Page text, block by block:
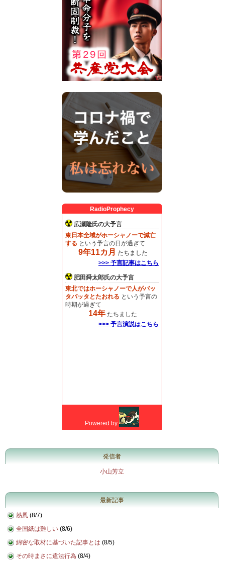
発信者
小山芳立
最新記事
熱風 (8/7)
全国紙は難しい (8/6)
綿密な取材に基づいた記事とは (8/5)
その時まさに違法行為 (8/4)